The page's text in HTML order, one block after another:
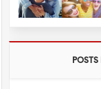
POSTS